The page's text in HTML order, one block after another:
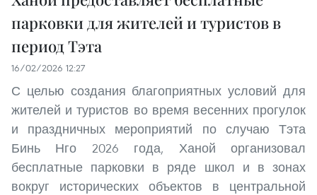
парковки для жителей и туристов в
период Тэта
16/02/2026 12:27
С целью создания благоприятных условий для
жителей и туристов во время весенних прогулок
и праздничных мероприятий по случаю Тэта
Бинь Нго 2026 года, Ханой организовал
бесплатные парковки в ряде школ и в зонах
вокруг исторических объектов в центральной